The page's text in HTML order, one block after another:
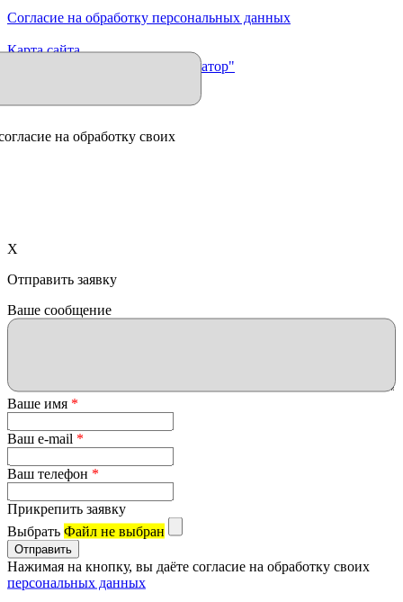
Согласие на обработку персональных данных
Карта сайта
Продвижение сайта "Иллюминатор"
на обработку своих
X
Отправить заявку
Ваше сообщение
Ваше имя *
Ваш e-mail *
Ваш телефон *
Прикрепить заявку
Выбрать Файл не выбран
Нажимая на кнопку, вы даёте согласие на обработку своих
персональных данных